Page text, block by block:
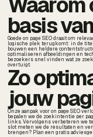
basis
Goede on page SEO draait om
logische plek terugkomt: in de
bouwen een heldere
optimaliseren afbeeldingen en
bezoekers snel vinden wat ze
overtuigt.
Zo
jouw
Onze aanpak voor on page SEO
bepalen we de zoekintentie per
links. Vervolgens verbeteren we
slot meten we de resultaten en
brengen? Plan een gratis